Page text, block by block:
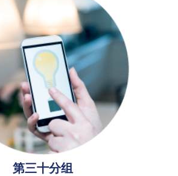
第三十分组